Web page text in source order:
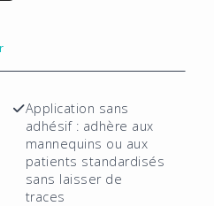
Application sans
adhésif : adhère aux
mannequins ou aux
patients standardisés
sans laisser de
traces